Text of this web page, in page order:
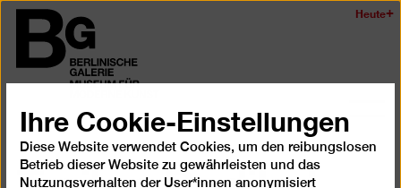
Zum
Seiteninhalt
springen
Berlinischen
Galerie
Heute
auf-
und
Ihre Cookie-Einstellungen
Diese Website verwendet Cookies, um den reibungslosen
Betrieb dieser Website zu gewährleisten und das
Nutzungsverhalten der User*innen anonymisiert